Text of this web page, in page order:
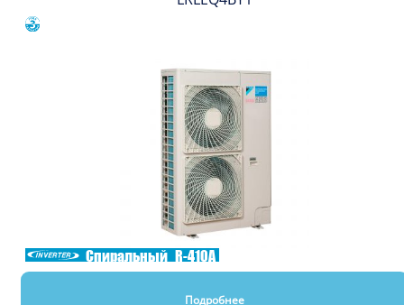
Спиральный R-410A
Подробнее